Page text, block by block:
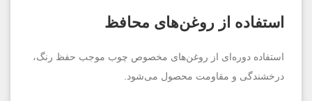
استفاده از روغن‌های محافظ
استفاده دوره‌ای از روغن‌های مخصوص چوب موجب حفظ رنگ،
درخشندگی و مقاومت محصول می‌شود.